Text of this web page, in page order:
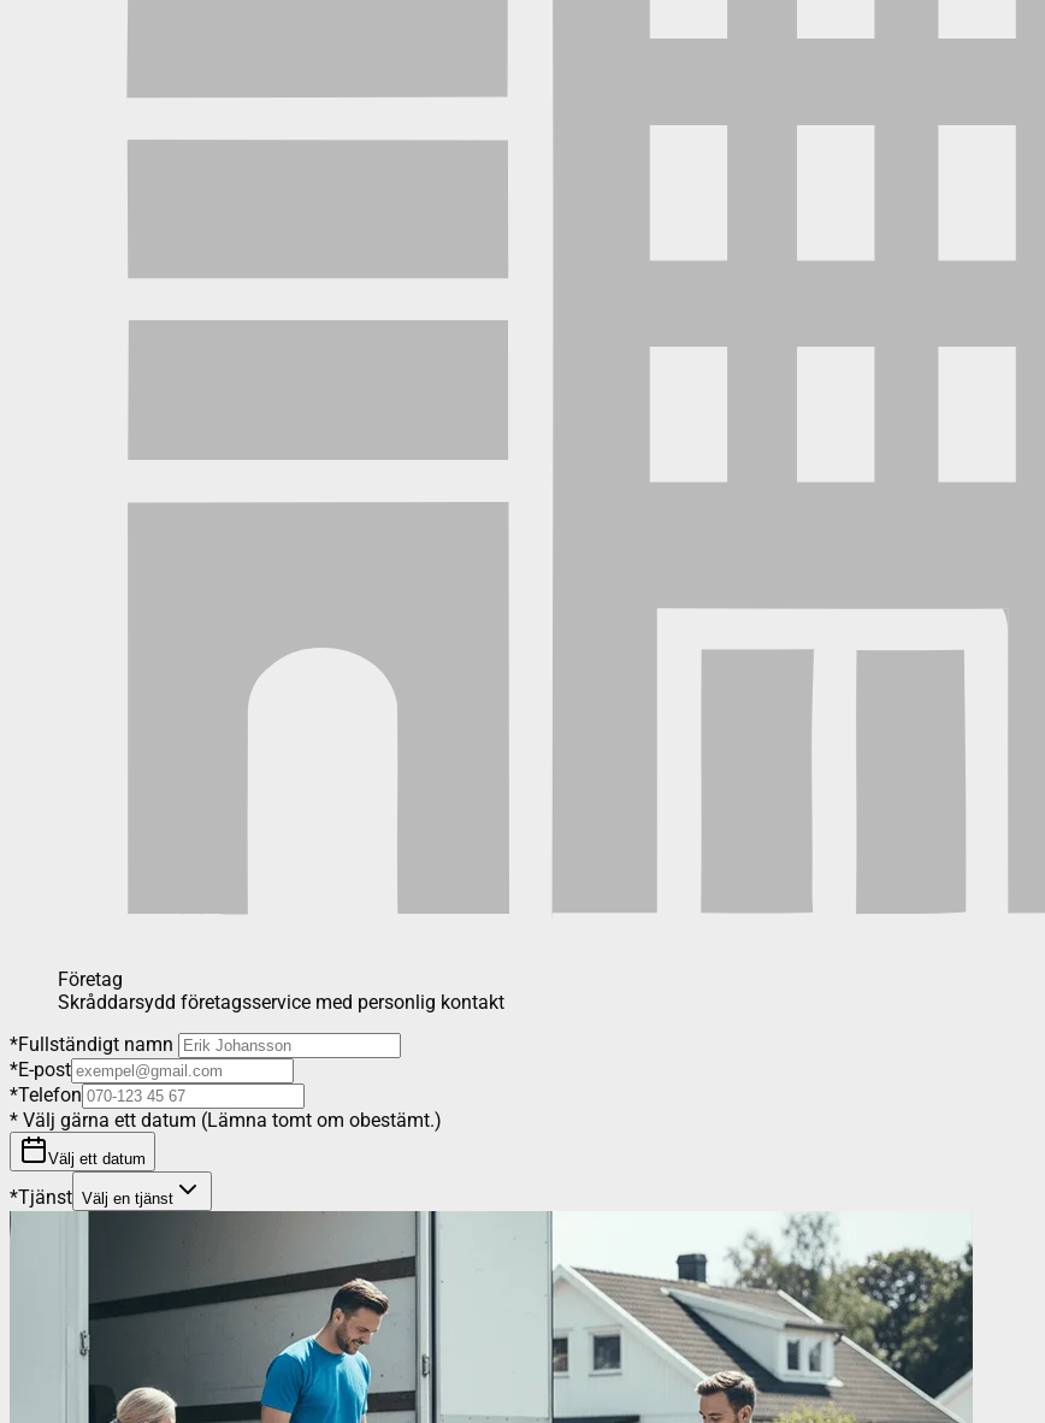
Företag
Skråddarsydd företagsservice med personlig kontakt
*Fullständigt namn
*E-post
*Telefon
* Välj gärna ett datum (Lämna tomt om obestämt.)
Välj ett datum
*Tjänst Välj en tjänst